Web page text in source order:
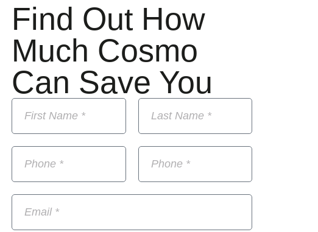
Find Out How
Much Cosmo
Can Save You